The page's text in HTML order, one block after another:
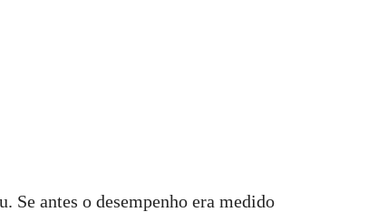
Se antes o desempenho era medido